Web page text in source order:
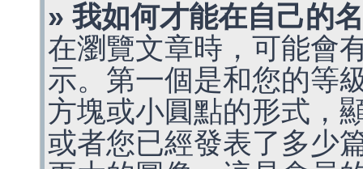
» 我如何才能在自己的
在瀏覽文章時，可能會
示。第一個是和您的等
方塊或小圓點的形式，
或者您已經發表了多少